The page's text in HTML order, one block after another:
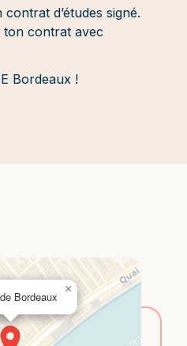
d’études signé.
ton contrat avec
Bordeaux !
Bordeaux
×